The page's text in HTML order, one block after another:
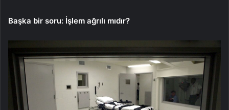
Başka bir soru: İşlem ağrılı mıdır?